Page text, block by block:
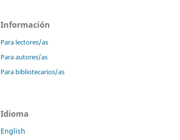
Información
Para lectores/as
Para autores/as
Para bibliotecarios/as
Idioma
English